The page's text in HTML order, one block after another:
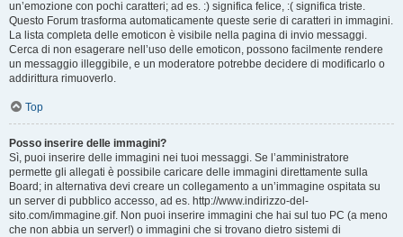
un’emozione con pochi caratteri; ad es. :) significa felice, :( significa triste.
Questo Forum trasforma automaticamente queste serie di caratteri in immagini.
La lista completa delle emoticon è visibile nella pagina di invio messaggi.
Cerca di non esagerare nell’uso delle emoticon, possono facilmente rendere
un messaggio illeggibile, e un moderatore potrebbe decidere di modificarlo o
addirittura rimuoverlo.
Top
Posso inserire delle immagini?
Sì, puoi inserire delle immagini nei tuoi messaggi. Se l’amministratore
permette gli allegati è possibile caricare delle immagini direttamente sulla
Board; in alternativa devi creare un collegamento a un’immagine ospitata su
un server di pubblico accesso, ad es. http://www.indirizzo-del-
sito.com/immagine.gif. Non puoi inserire immagini che hai sul tuo PC (a meno
che non abbia un server!) o immagini che si trovano dietro sistemi di